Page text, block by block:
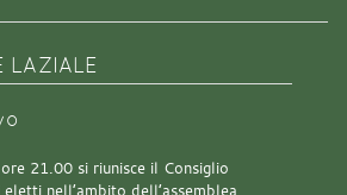
LAZIALE
21.00 si riunisce il Consiglio